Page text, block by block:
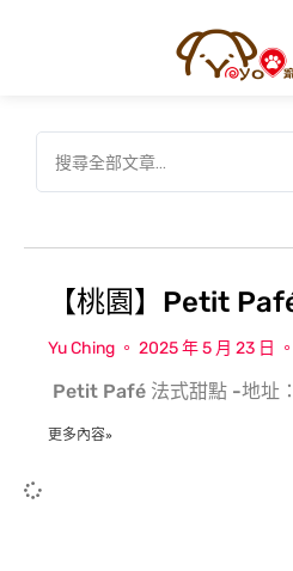
【桃園】Petit
Yu Ching 2025 年 5 月 23 日
Petit Pafé 法式甜點 -地址
更多內容»